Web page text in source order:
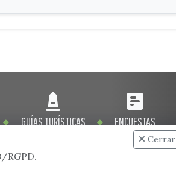
GUÍAS TURÍSTICAS ENCUESTAS
RGPD.
Cerrar